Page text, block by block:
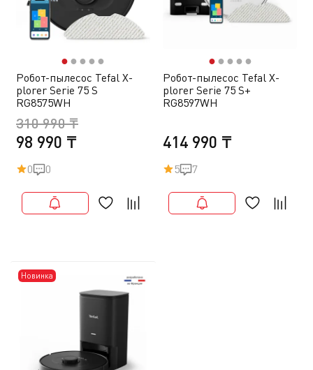
●● ● ● ●
Робот-пылесос Tefal X-
plorer Serie 75 S
RG8575WH
98 990 ₸
310 990 ₸
0 0
●● ● ● ●
Робот-пылесос Tefal X-
plorer Serie 75 S+
RG8597WH
414 990 ₸
5 7
Новинка